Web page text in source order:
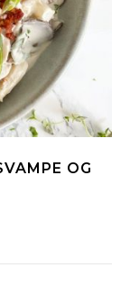
OG